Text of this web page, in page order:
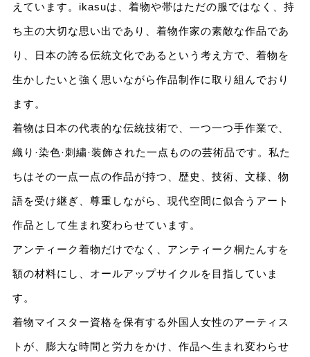
えています。ikasuは、着物や帯はただの服ではなく、持
ち主の大切な思い出であり、着物作家の素敵な作品であ
り、日本の誇る伝統文化であるという考え方で、着物を
生かしたいと強く思いながら作品制作に取り組んでおり
ます。
着物は日本の代表的な伝統技術で、一つ一つ手作業で、
織り·染色·刺繍·装飾された一点ものの芸術品です。私た
ちはその一点一点の作品が持つ、歴史、技術、文様、物
語を受け継ぎ、尊重しながら、現代空間に似合うアート
作品として生まれ変わらせています。
アンティーク着物だけでなく、アンティーク桐たんすを
額の材料にし、オールアップサイクルを目指していま
す。
着物マイスター資格を保有する外国人女性のアーティス
トが、膨大な時間と労力をかけ、作品へ生まれ変わらせ